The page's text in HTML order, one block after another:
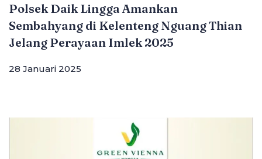
Polsek Daik Lingga Amankan
Sembahyang di Kelenteng Nguang Thian
Jelang Perayaan Imlek 2025
28 Januari 2025